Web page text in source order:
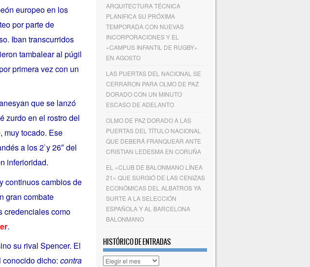
europeo en los
por parte de
Iban transcurridos
tambalear al púgil
primera vez con un
que se lanzó
zurdo en el rostro del
muy tocado. Ese
a los 2`y 26″ del
inferioridad.
continuos cambios de
gran combate
credenciales como
.
su rival Spencer. El
dicho: contra
ARQUITECTURA TÉCNICA
PLANIFICA SU PRÓXIMA
TEMPORADA CON NUEVAS
INCORPORACIONES Y EL
«CAMPUS INFANTIL DE RUGBY»
EN AGOSTO
LAS PUERTAS DEL NACIONAL SE
CERRARON PARA OLMO DE PAZ
DORADO CON UN MINUTO
ESCASO DE ADELANTO
OLMO DE PAZ DORADO A LAS
PUERTAS DEL TÍTULO NACIONAL
QUE DEBERÁ FRANQUEAR ANTE
CRISTIAN LEDESMA EN CORUÑA
EL «CLUB DE BALONMANO LÍNEA
21» QUE SURGIÓ DE LAS CENIZAS
ECONÓMICAS DEL ALBATROS YA
SURTE A LA SELECCIÓN
ESPAÑOLA Y AL BARCELONA
BALONMANO
HISTÓRICO DE ENTRADAS
Histórico